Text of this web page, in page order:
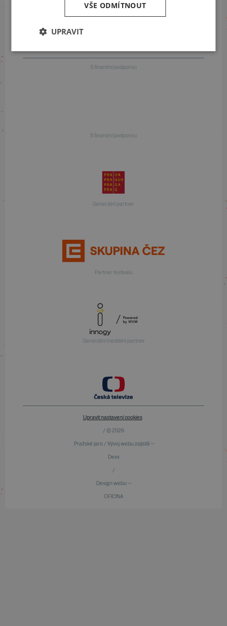
+420 257 310 414
S finanční podporou
S finanční podporou
Generální partner
Partner festivalu
Generální mediální partner
Upravit nastavení cookies
/ © 2026
Pražské jaro / Vývoj webu zajistili —
Devx
/
Design webu —
OFICINA
VŠE ODMÍTNOUT
UPRAVIT